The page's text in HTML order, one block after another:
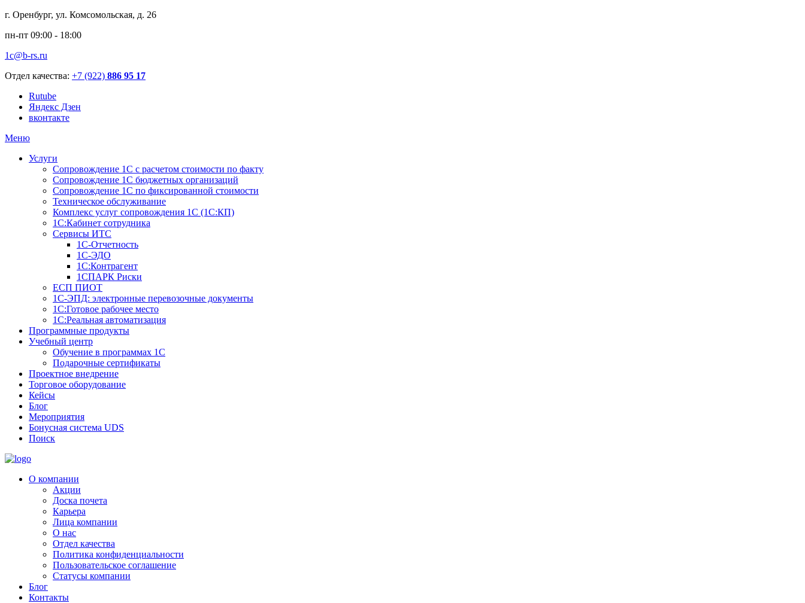
г. Оренбург, ул. Комсомольская, д. 26
пн-пт 09:00 - 18:00
1c@b-rs.ru
Отдел качества: +7 (922) 886 95 17
Rutube
Яндекс Дзен
вконтакте
Меню
Услуги
Сопровождение 1С с расчетом стоимости по факту
Сопровождение 1С бюджетных организаций
Сопровождение 1С по фиксированной стоимости
Техническое обслуживание
Комплекс услуг сопровождения 1С (1С:КП)
1С:Кабинет сотрудника
Сервисы ИТС
1С-Отчетность
1С-ЭДО
1С:Контрагент
1СПАРК Риски
ЕСП ПИОТ
1С-ЭПД: электронные перевозочные документы
1С:Готовое рабочее место
1С:Реальная автоматизация
Программные продукты
Учебный центр
Обучение в программах 1С
Подарочные сертификаты
Проектное внедрение
Торговое оборудование
Кейсы
Блог
Мероприятия
Бонусная система UDS
Поиск
О компании
Акции
Доска почета
Карьера
Лица компании
О нас
Отдел качества
Политика конфиденциальности
Пользовательское соглашение
Статусы компании
Блог
Контакты